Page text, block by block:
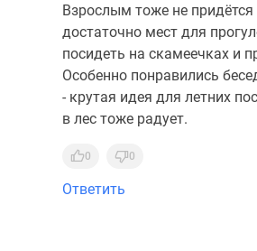
Взрослым тоже не придётся
достаточно мест для
посидеть на скамеечках и
Особенно понравились
- крутая идея для летних
в лес тоже радует.
0 0
Ответить